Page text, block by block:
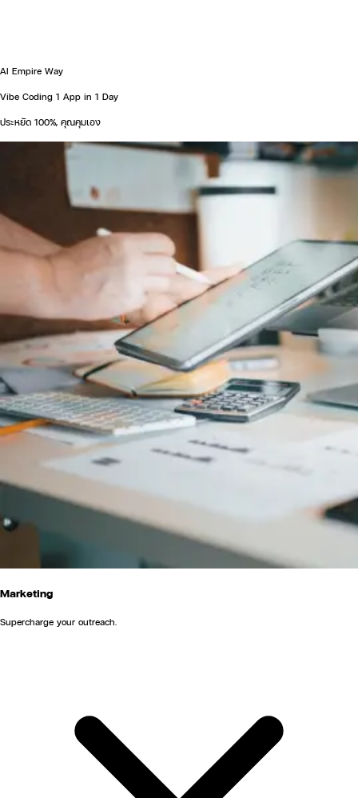
AI Empire Way
Vibe Coding 1 App in 1 Day
ประหยัด 100%, คุณคุมเอง
Marketing
Supercharge your outreach.